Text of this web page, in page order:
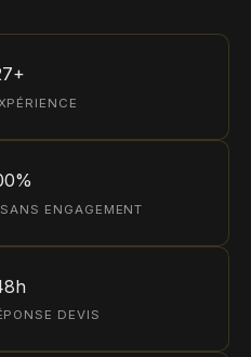
ENGAGEMENT
DEVIS